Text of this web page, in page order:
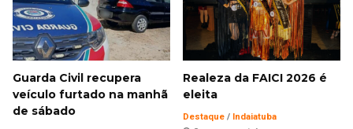
Guarda Civil recupera
veículo furtado na manhã
de sábado
Realeza da FAICI 2026 é
eleita
Destaque / Indaiatuba